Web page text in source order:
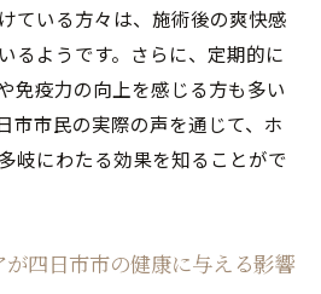
ミシスリンパケアが注目さ
パケアの施術内容とその特
ミシスリンパケア専門サロ
ている方々は、施術後の爽快感
るようです。さらに、定期的に
免疫力の向上を感じる方も多い
市市民の実際の声を通じて、ホ
岐にわたる効果を知ることがで
が四日市市の健康に与える影響